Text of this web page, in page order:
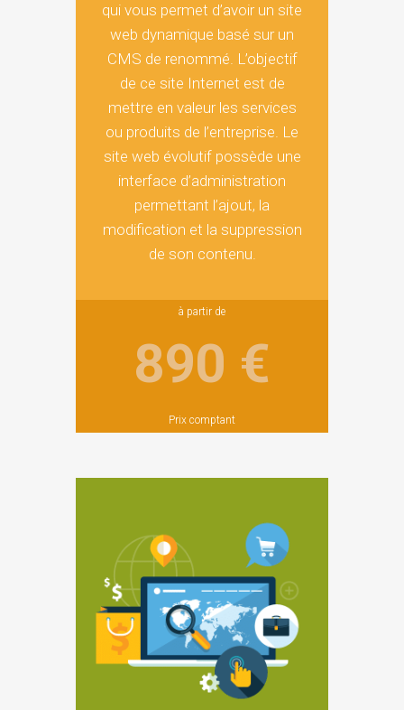
qui vous permet d’avoir un site
web dynamique basé sur un
CMS de renommé. L’objectif
de ce site Internet est de
mettre en valeur les services
ou produits de l’entreprise. Le
site web évolutif possède une
interface d’administration
permettant l’ajout, la
modification et la suppression
de son contenu.
à partir de
890 €
Prix comptant